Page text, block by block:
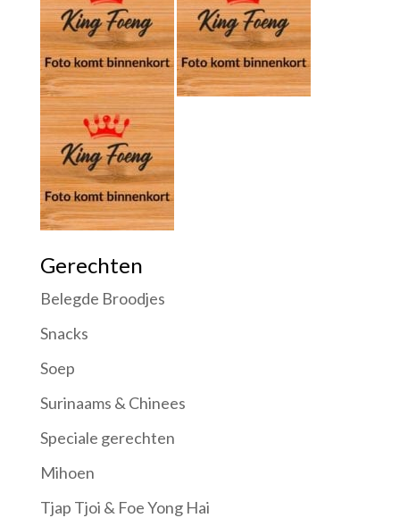
Gerechten
Belegde Broodjes
Snacks
Soep
Surinaams & Chinees
Speciale gerechten
Mihoen
Tjap Tjoi & Foe Yong Hai